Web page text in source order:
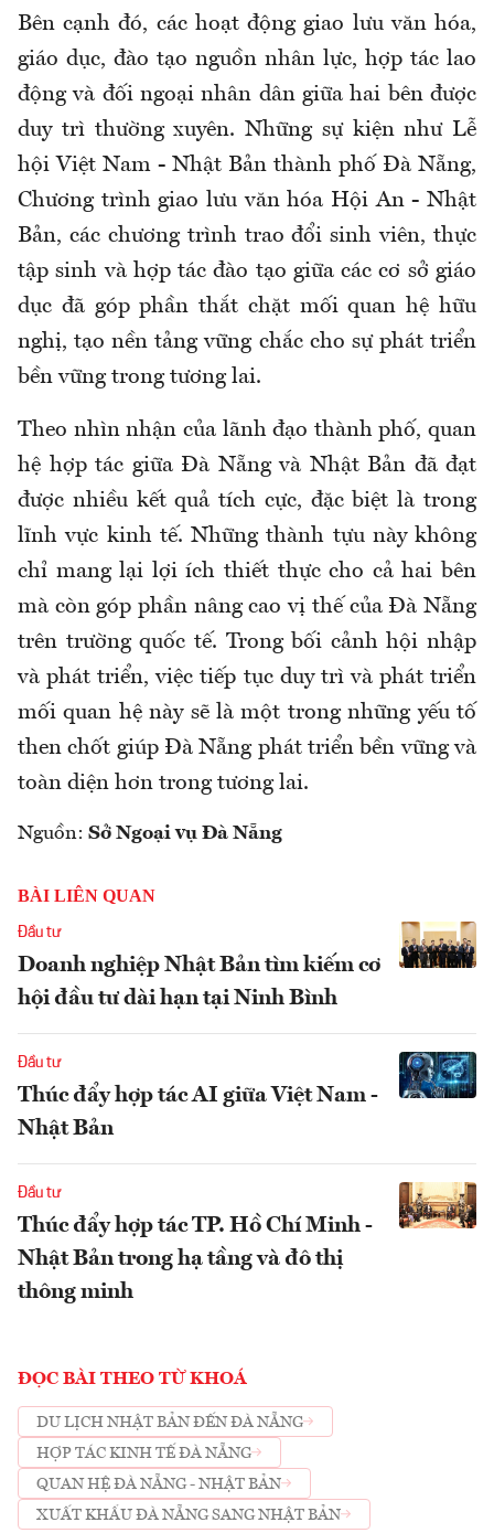
Bên cạnh đó, các hoạt động giao lưu văn hóa,
giáo dục, đào tạo nguồn nhân lực, hợp tác lao
động và đối ngoại nhân dân giữa hai bên được
duy trì thường xuyên. Những sự kiện như Lễ
hội Việt Nam - Nhật Bản thành phố Đà Nẵng,
Chương trình giao lưu văn hóa Hội An - Nhật
Bản, các chương trình trao đổi sinh viên, thực
tập sinh và hợp tác đào tạo giữa các cơ sở giáo
dục đã góp phần thắt chặt mối quan hệ hữu
nghị, tạo nền tảng vững chắc cho sự phát triển
bền vững trong tương lai.
Theo nhìn nhận của lãnh đạo thành phố, quan
hệ hợp tác giữa Đà Nẵng và Nhật Bản đã đạt
được nhiều kết quả tích cực, đặc biệt là trong
lĩnh vực kinh tế. Những thành tựu này không
chỉ mang lại lợi ích thiết thực cho cả hai bên
mà còn góp phần nâng cao vị thế của Đà Nẵng
trên trường quốc tế. Trong bối cảnh hội nhập
và phát triển, việc tiếp tục duy trì và phát triển
mối quan hệ này sẽ là một trong những yếu tố
then chốt giúp Đà Nẵng phát triển bền vững và
toàn diện hơn trong tương lai.
Nguồn: Sở Ngoại vụ Đà Nẵng
BÀI LIÊN QUAN
Đầu tư
Doanh nghiệp Nhật Bản tìm kiếm cơ
hội đầu tư dài hạn tại Ninh Bình
Đầu tư
Thúc đẩy hợp tác AI giữa Việt Nam -
Nhật Bản
Đầu tư
Thúc đẩy hợp tác TP. Hồ Chí Minh -
Nhật Bản trong hạ tầng và đô thị
thông minh
ĐỌC BÀI THEO TỪ KHOÁ
DU LỊCH NHẬT BẢN ĐẾN ĐÀ NẴNG
HỢP TÁC KINH TẾ ĐÀ NẴNG
QUAN HỆ ĐÀ NẴNG - NHẬT BẢN
XUẤT KHẨU ĐÀ NẴNG SANG NHẬT BẢN